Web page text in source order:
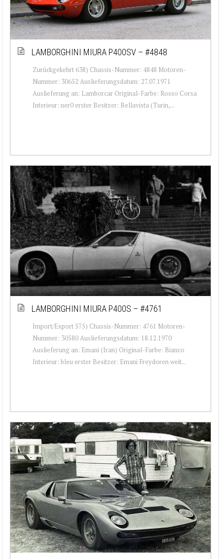
LAMBORGHINI MIURA P400SV – #4848
Zurückgekehrt 638) Chassis-Nummer: 4848 Motoren-
Nummer: 30652 Auslieferungsdatum: 27.07.1971
Auslieferung an: Lamborcar Original-Farbe: Rosso Corsa
Interieur: ner0 erster Besitzer: Bellavista (Turin,...
LAMBORGHINI MIURA P400S – #4761
Import/Export 575) Chassis-Nummer: 4761 Motoren-
Nummer: 30580 Auslieferungsdatum: 18.12.1970
Auslieferung an: Emani (Iran) Original-Farbe: Bianco
Interieur: bleu erster Besitzer: Emani Freydoren weit...